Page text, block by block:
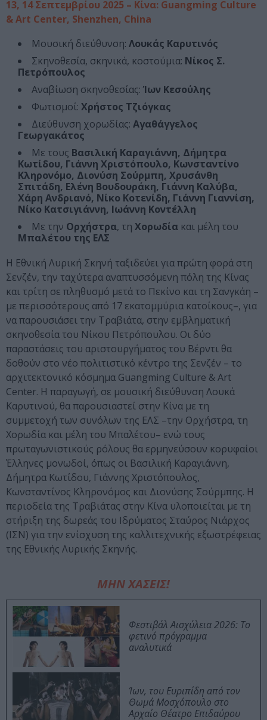
13, 14 Σεπτεμβρίου 2025 – Κίνα: Guangming Culture
& Art Center, Shenzhen, China
Μουσική διεύθυνση: Λουκάς Καρυτινός
Σκηνοθεσία, σκηνικά, κοστούμια: Νίκος Σ.
Πετρόπουλος
Αναβίωση σκηνοθεσίας: Ίων Κεσούλης
Φωτισμοί: Χρήστος Τζιόγκας
Διεύθυνση χορωδίας: Αγαθάγγελος
Γεωργακάτος
Με τους Βασιλική Καραγιάννη, Δήμητρα
Κωτίδου, Γιάννη Χριστόπουλο, Κωνσταντίνο
Κληρονόμο, Διονύση Σούρμπη, Χρυσάνθη
Σπιτάδη, Ελένη Βουδουράκη, Γιάννη Καλύβα,
Χάρη Ανδριανό, Νίκο Κοτενίδη, Γιάννη Γιαννίση,
Νίκο Κατσιγιάννη, Ιωάννη Κοντέλλη
Με την Ορχήστρα, τη Χορωδία και μέλη του
Μπαλέτου της ΕΛΣ
H Εθνική Λυρική Σκηνή ταξιδεύει για πρώτη φορά στη
Σενζέν, την ταχύτερα αναπτυσσόμενη πόλη της Κίνας
και τρίτη σε πληθυσμό μετά το Πεκίνο και τη Σανγκάη –
με περισσότερους από 17 εκατομμύρια κατοίκους–, για
να παρουσιάσει την Τραβιάτα, στην εμβληματική
σκηνοθεσία του Νίκου Πετρόπουλου. Οι δύο
παραστάσεις του αριστουργήματος του Βέρντι θα
δοθούν στο νέο πολιτιστικό κέντρο της Σενζέν – το
αρχιτεκτονικό κόσμημα Guangming Culture & Art
Center. Η παραγωγή, σε μουσική διεύθυνση Λουκά
Καρυτινού, θα παρουσιαστεί στην Κίνα με τη
συμμετοχή των συνόλων της ΕΛΣ –την Ορχήστρα, τη
Χορωδία και μέλη του Μπαλέτου– ενώ τους
πρωταγωνιστικούς ρόλους θα ερμηνεύσουν κορυφαίοι
Έλληνες μονωδοί, όπως οι Βασιλική Καραγιάννη,
Δήμητρα Κωτίδου, Γιάννης Χριστόπουλος,
Κωνσταντίνος Κληρονόμος και Διονύσης Σούρμπης. Η
περιοδεία της Τραβιάτας στην Κίνα υλοποιείται με τη
στήριξη της δωρεάς του Ιδρύματος Σταύρος Νιάρχος
(ΙΣΝ) για την ενίσχυση της καλλιτεχνικής εξωστρέφειας
της Εθνικής Λυρικής Σκηνής.
ΜΗΝ ΧΑΣΕΙΣ!
Φεστιβάλ Αισχύλεια 2026: Το
φετινό πρόγραμμα
αναλυτικά
Ίων, του Ευριπίδη από τον
Θωμά Μοσχόπουλο στο
Αρχαίο Θέατρο Επιδαύρου